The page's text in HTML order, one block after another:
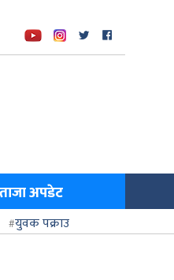
ताजा अपडेट
युवक पक्राउ